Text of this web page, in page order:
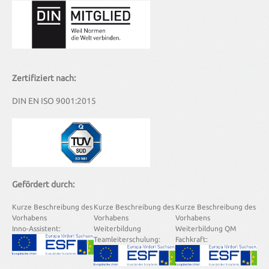
Zertifiziert nach:
DIN EN ISO 9001:2015
Gefördert durch:
Kurze Beschreibung des
Vorhabens
Inno-Assistent:
Kurze Beschreibung des
Vorhabens
Weiterbildung
Teamleiterschulung:
Kurze Beschreibung des
Vorhabens
Weiterbildung QM
Fachkraft: